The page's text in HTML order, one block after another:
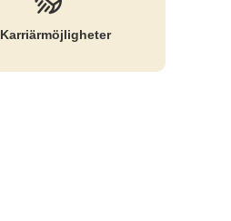
Karriär­möjligheter